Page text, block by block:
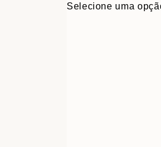
Selecione uma